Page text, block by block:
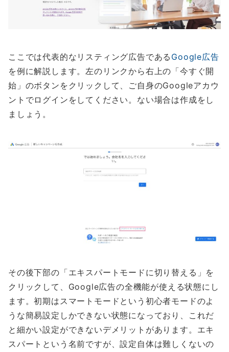
ここでは代表的なリスティング広告である Google広告
を例に解説します。左のリンクから右上の「今すぐ開
始」のボタンをクリックして、ご自身のGoogleアカウ
ントでログインをしてください。ない場合は作成をし
ましょう。
その後下部の「エキスパートモードに切り替える」を
クリックして、Google広告の全機能が使える状態にし
ます。初期はスマートモードという初心者モードのよ
うな簡易設定しかできない状態になっており、これだ
と細かい設定ができないデメリットがあります。エキ
スパートという名前ですが、設定自体は難しくないの